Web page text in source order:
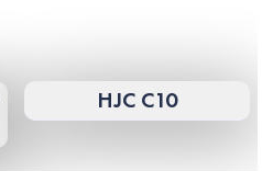
HJC C10